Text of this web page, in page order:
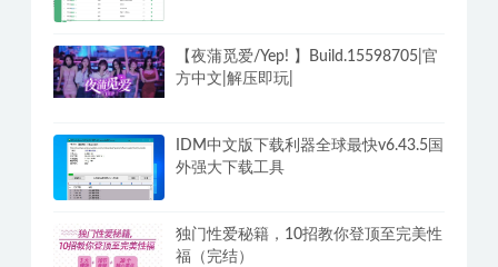
【夜蒲觅爱/Yep! 】Build.15598705|官
方中文|解压即玩|
IDM中文版下载利器全球最快v6.43.5国
外强大下载工具
独门性爱秘籍，10招教你登顶至完美性
福（完结）